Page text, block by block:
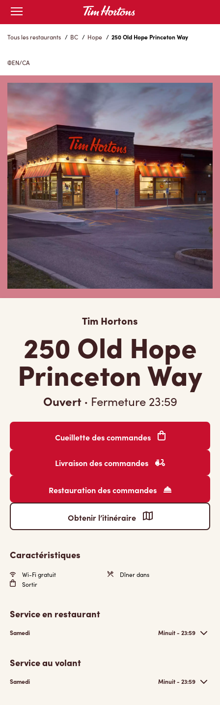
Skip
Content
Open
mobile
menu
Tous les restaurants / BC / Hope / 250 Old Hope Princeton Way
EN/CA
Tim Hortons
250 Old Hope
Princeton Way
Ouvert · Fermeture 23:59
Cueillette des commandes
Livraison des commandes
Restauration des commandes
Obtenir l’itinéraire
Caractéristiques
Wi-Fi gratuit
Dîner dans
Sortir
Service en restaurant
Samedi Minuit - 23:59
Service au volant
Samedi Minuit - 23:59